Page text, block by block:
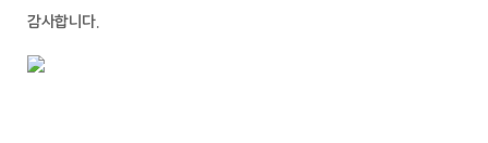
감사합니다.